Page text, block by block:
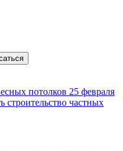
потолков 25 февраля
частных